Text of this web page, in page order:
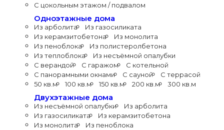
С цокольным этажом / подвалом
Одноэтажные дома
Из арболита
Из газосиликата
Из керамзитобетона
Из монолита
Из пеноблока
Из полистеролбетона
Из теплоблока
Из несъёмной опалубки
С верандой
С гаражом
С котельной
С панорамными окнами
С сауной
С террасой
50 кв.м
100 кв.м 150 кв.м 200 кв.м 300 кв.м
Двухэтажные дома
Из несъёмной опалубки
Из арболита
Из газосиликата
Из керамзитобетона
Из монолита
Из пеноблока